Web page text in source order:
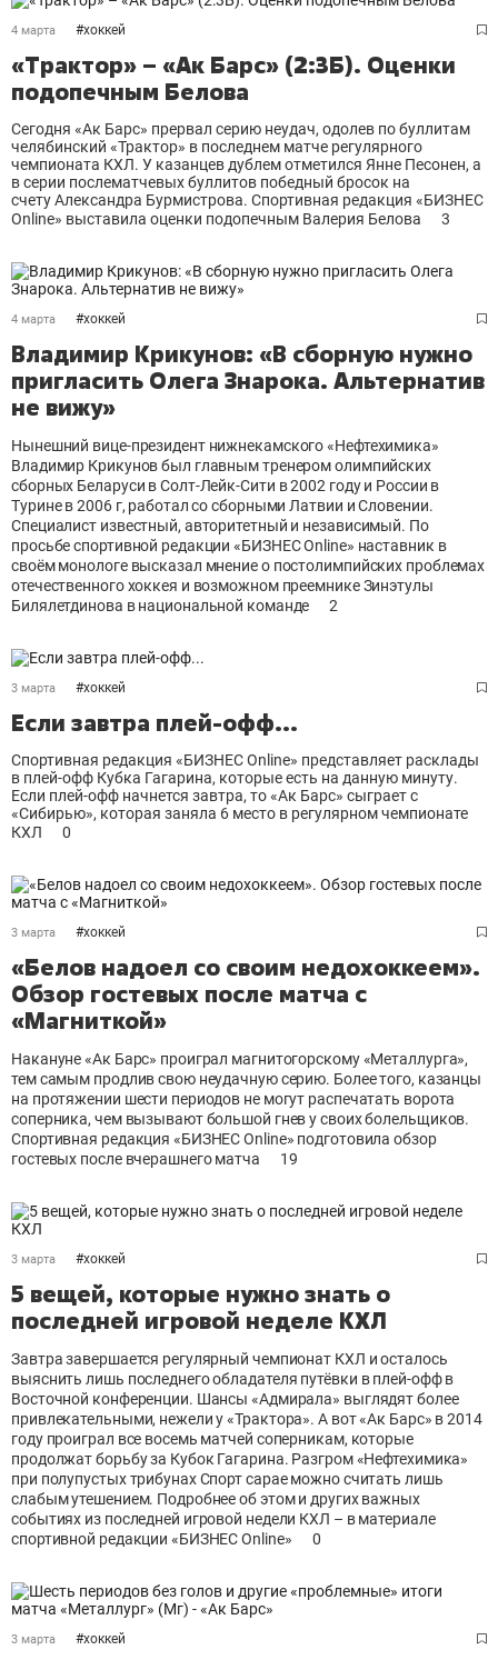
4 марта #хоккей
«Трактор» – «Ак Барс» (2:3Б). Оценки
подопечным Белова
Сегодня «Ак Барс» прервал серию неудач, одолев по буллитам
челябинский «Трактор» в последнем матче регулярного
чемпионата КХЛ. У казанцев дублем отметился Янне Песонен, а
в серии послематчевых буллитов победный бросок на
счету Александра Бурмистрова. Спортивная редакция «БИЗНЕС
Online» выставила оценки подопечным Валерия Белова
3
4 марта #хоккей
Владимир Крикунов: «В сборную нужно
пригласить Олега Знарока. Альтернатив
не вижу»
Нынешний вице-президент нижнекамского «Нефтехимика»
Владимир Крикунов был главным тренером олимпийских
сборных Беларуси в Солт-Лейк-Сити в 2002 году и России в
Турине в 2006 г, работал со сборными Латвии и Словении.
Специалист известный, авторитетный и независимый. По
просьбе спортивной редакции «БИЗНЕС Оnline» наставник в
своём монологе высказал мнение о постолимпийских проблемах
отечественного хоккея и возможном преемнике Зинэтулы
Билялетдинова в национальной команде
2
3 марта #хоккей
Если завтра плей-офф...
Спортивная редакция «БИЗНЕС Online» представляет расклады
в плей-офф Кубка Гагарина, которые есть на данную минуту.
Если плей-офф начнется завтра, то «Ак Барс» сыграет с
«Сибирью», которая заняла 6 место в регулярном чемпионате
КХЛ
0
3 марта #хоккей
«Белов надоел со своим недохоккеем».
Обзор гостевых после матча с
«Магниткой»
Накануне «Ак Барс» проиграл магнитогорскому «Металлурга»,
тем самым продлив свою неудачную серию. Более того, казанцы
на протяжении шести периодов не могут распечатать ворота
соперника, чем вызывают большой гнев у своих болельщиков.
Спортивная редакция «БИЗНЕС Online» подготовила обзор
гостевых после вчерашнего матча
19
3 марта #хоккей
5 вещей, которые нужно знать о
последней игровой неделе КХЛ
Завтра завершается регулярный чемпионат КХЛ и осталось
выяснить лишь последнего обладателя путёвки в плей-офф в
Восточной конференции. Шансы «Адмирала» выглядят более
привлекательными, нежели у «Трактора». А вот «Ак Барс» в 2014
году проиграл все восемь матчей соперникам, которые
продолжат борьбу за Кубок Гагарина. Разгром «Нефтехимика»
при полупустых трибунах Спорт сарае можно считать лишь
слабым утешением. Подробнее об этом и других важных
событиях из последней игровой недели КХЛ – в материале
спортивной редакции «БИЗНЕС Online»
0
3 марта #хоккей